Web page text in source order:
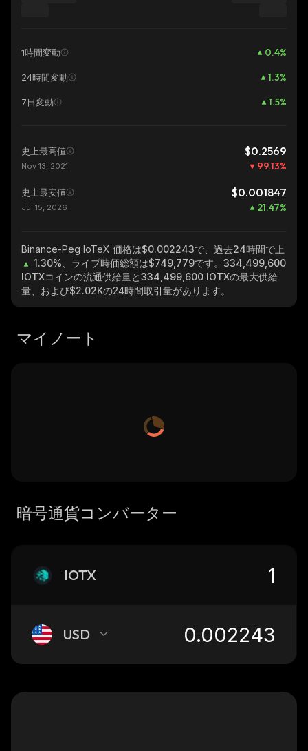
1時間変動 0.4%
24時間変動 1.3%
7日変動 1.5%
史上最高値 $0.2569
Nov 13, 2021 99.13%
史上最安値 $0.001847
Jul 15, 2026 21.47%
Binance-Peg IoTeX 価格は$0.002243で、過去24時間で上
1.30% 、ライブ時価総額は$749,779です。 334,499,600
IOTXコインの流通供給量と334,499,600 IOTXの最大供給
量、および$2.02Kの24時間取引量があります。
マイノート
暗号通貨コンバーター
IOTX
USD